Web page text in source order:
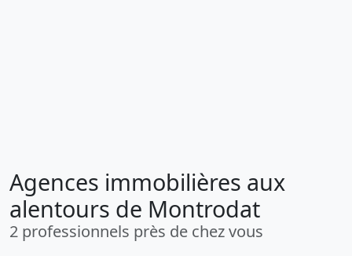
Agences immobilières aux
alentours de Montrodat
2 professionnels près de chez vous